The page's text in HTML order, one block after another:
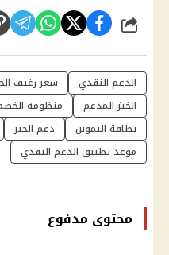
شارك
الدعم النقدي سعر رغيف
الخبز المدعم
منظومة
بطاقة التموين
دعم الخبز
موعد تطبيق الدعم النقدي
محتوى مدفوع